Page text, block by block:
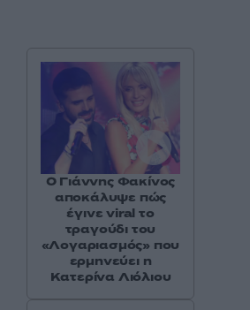
Ο Γιάννης Φακίνος
αποκάλυψε πώς
έγινε viral το
τραγούδι του
«Λογαριασμός» που
ερμηνεύει η
Κατερίνα Λιόλιου